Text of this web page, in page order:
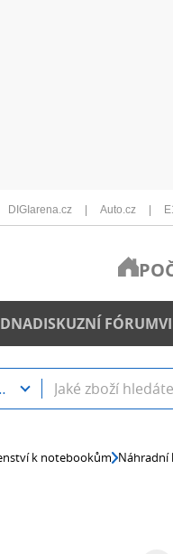
DIGIarena.cz Auto.cz
DISKUZNÍ FÓRUM
notebooky
k notebookům Náhradní